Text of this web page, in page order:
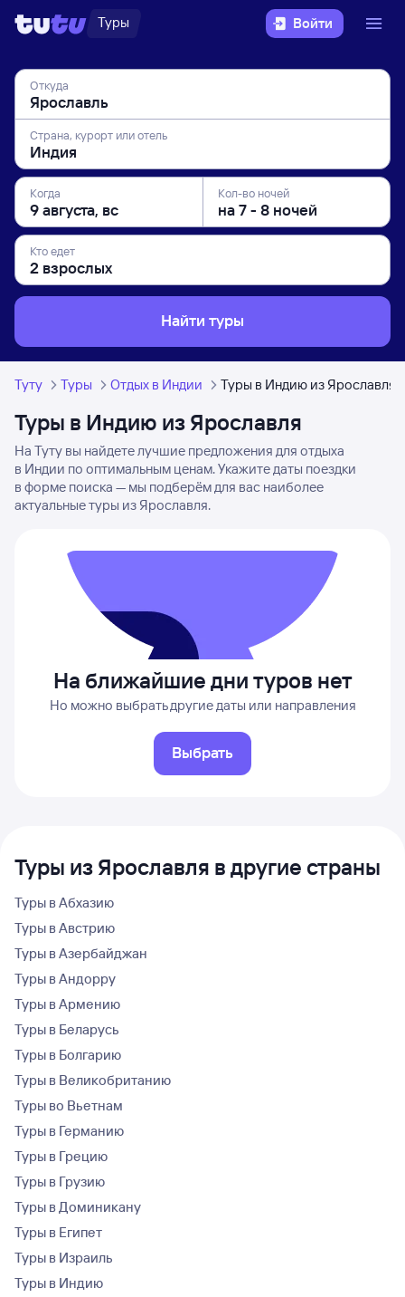
Туры Войти
Откуда
Страна, курорт или отель
Когда Кол-во ночей
Кто едет
Найти туры
Туту Туры Отдых в Индии Туры в Индию из Ярославля
Туры в Индию из Ярославля
На Туту вы найдете лучшие предложения для отдыха
в Индии по оптимальным ценам. Укажите даты поездки
в форме поиска — мы подберём для вас наиболее
актуальные туры из Ярославля.
На ближайшие дни туров нет
Но можно выбрать другие даты или направления
Выбрать
Туры из Ярославля в другие страны
Туры в Абхазию
Туры в Австрию
Туры в Азербайджан
Туры в Андорру
Туры в Армению
Туры в Беларусь
Туры в Болгарию
Туры в Великобританию
Туры во Вьетнам
Туры в Германию
Туры в Грецию
Туры в Грузию
Туры в Доминикану
Туры в Египет
Туры в Израиль
Туры в Индию